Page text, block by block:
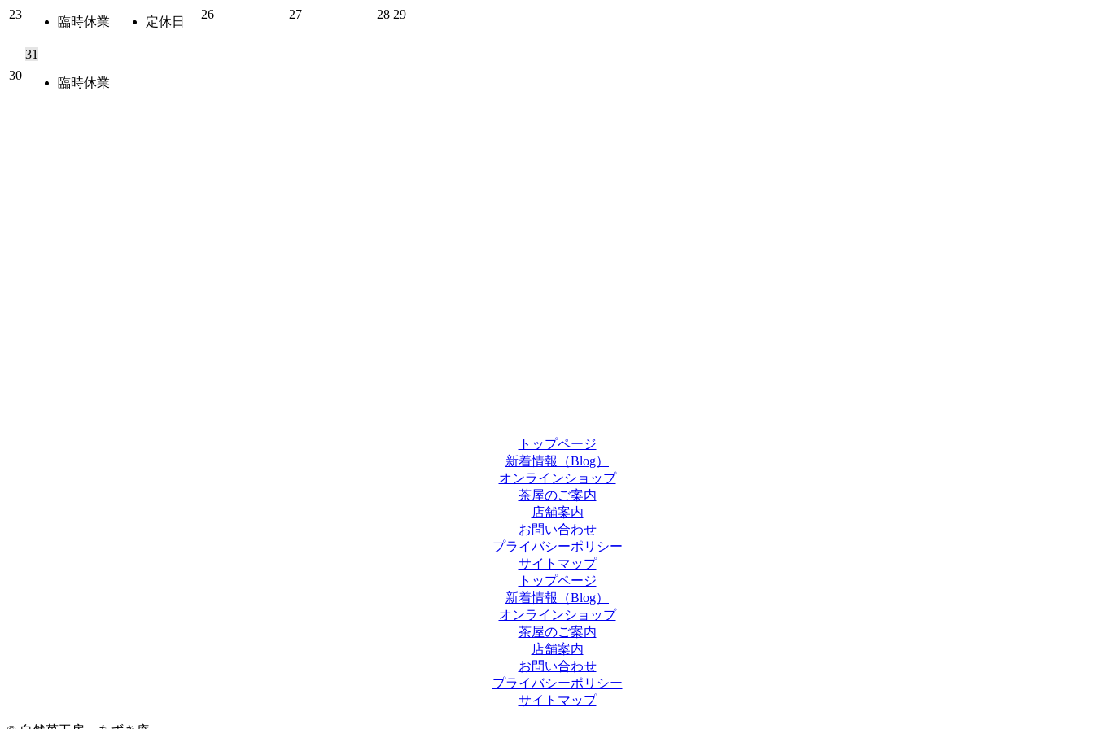
23
臨時休業 定休日
26 27 28 29
30
31
臨時休業
トップページ
新着情報（Blog）
オンラインショップ
茶屋のご案内
店舗案内
お問い合わせ
プライバシーポリシー
サイトマップ
トップページ
新着情報（Blog）
オンラインショップ
茶屋のご案内
店舗案内
お問い合わせ
プライバシーポリシー
サイトマップ